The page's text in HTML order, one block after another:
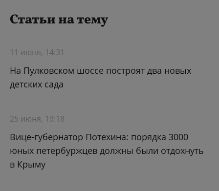
Статьи на тему
11 июня, 14:31
На Пулковском шоссе построят два новых
детских сада
25 июня, 19:18
Вице-губернатор Потехина: порядка 3000
юных петербуржцев должны были отдохнуть
в Крыму